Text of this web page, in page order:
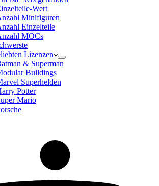
Wert
Minifiguren
Einzelteile
MOCs
Lizenzen
& Superman
Buildings
Superhelden
Potter
Mario